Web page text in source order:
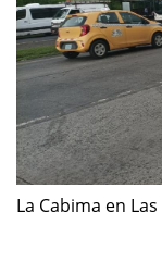
La Cabima en